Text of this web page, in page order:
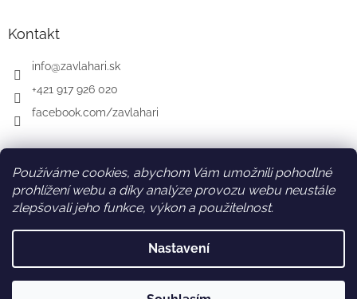
Používáme cookies, abychom Vám umožnili pohodlné
prohlížení webu a díky analýze provozu webu neustále
zlepšovali jeho funkce, výkon a použitelnost.
Nastavení
Kontakt
info@zavlahari.sk
+421 917 926 020
facebook.com/zavlahari
SK AT DE
Vytvořil Shoptet